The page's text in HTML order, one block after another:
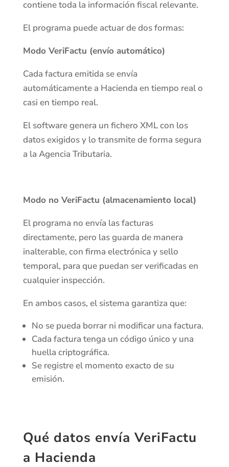
contiene toda la información fiscal relevante.
El programa puede actuar de dos formas:
Modo VeriFactu (envío automático)
Cada factura emitida se envía
automáticamente a Hacienda en tiempo real o
casi en tiempo real.
El software genera un fichero XML con los
datos exigidos y lo transmite de forma segura
a la Agencia Tributaria.
Modo no VeriFactu (almacenamiento local)
El programa no envía las facturas
directamente, pero las guarda de manera
inalterable, con firma electrónica y sello
temporal, para que puedan ser verificadas en
cualquier inspección.
En ambos casos, el sistema garantiza que:
No se pueda borrar ni modificar una factura.
Cada factura tenga un código único y una
huella criptográfica.
Se registre el momento exacto de su
emisión.
Qué datos envía VeriFactu
a Hacienda